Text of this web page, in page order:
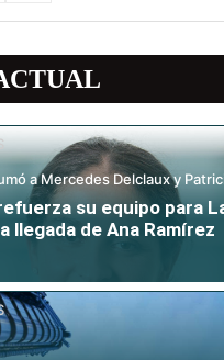
a Mercedes Delclaux y
su equipo para
llegada de Ana Ramírez